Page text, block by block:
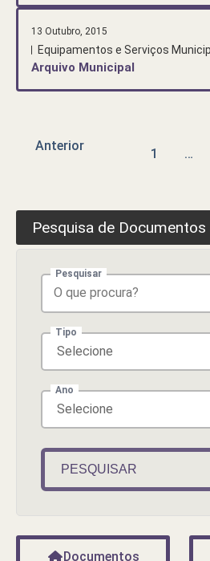
13 Outubro, 2015
Equipamentos e Serviços
Arquivo Municipal
Anterior
1 …
Pesquisa de Documentos
Pesquisar
Tipo
Ano
PESQUISAR
Documentos